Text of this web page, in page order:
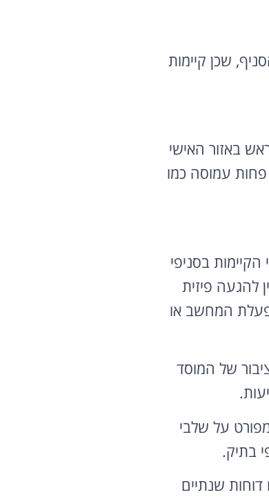
שכן קיימות
באזור האישי
עמוסה כמו
בסניפי
להגעה פיזית
המחשב או
של המוסד
על שלבי
בתיק.
שנתיים